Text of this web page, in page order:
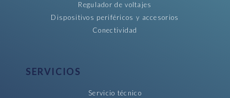
Regulador de voltajes
Dispositivos periféricos y accesorios
Conectividad
SERVICIOS
Servicio técnico